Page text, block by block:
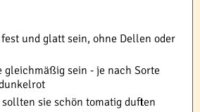
und glatt sein, ohne Dellen oder
gleichmäßig sein - je nach Sorte
sie schön tomatig duften